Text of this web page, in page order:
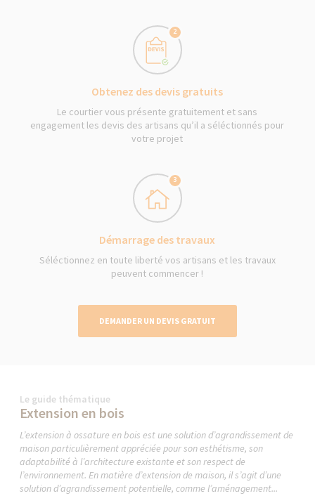
2
Obtenez des devis gratuits
Le courtier vous présente gratuitement et sans
engagement les devis des artisans qu’il a séléctionnés pour
votre projet
3
Démarrage des travaux
Séléctionnez en toute liberté vos artisans et les travaux
peuvent commencer !
DEMANDER UN DEVIS GRATUIT
Le guide thématique
Extension en bois
L’extension à ossature en bois est une solution d’agrandissement de
maison particulièrement appréciée pour son esthétisme, son
adaptabilité à l’architecture existante et son respect de
l’environnement. En matière d’extension de maison, il s’agit d’une
solution d’agrandissement potentielle, comme l’aménagement...